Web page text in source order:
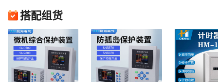
搭配组货